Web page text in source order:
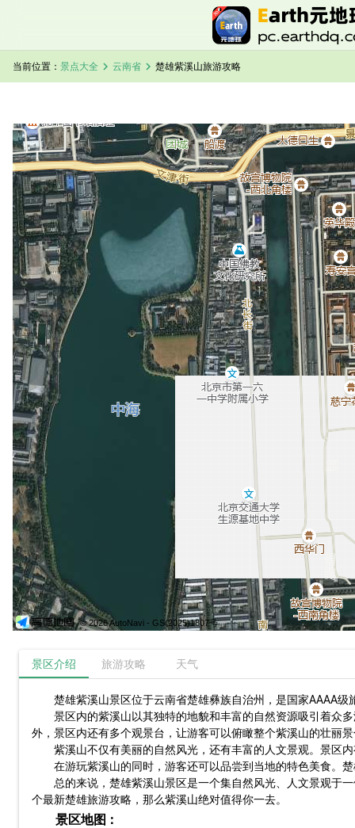
当前位置： 景点大全 chevron_right 云南省 chevron_right 楚雄紫溪山旅游攻略
楚雄紫溪山卫星地图加载中，请稍候...
© 2026 AutoNavi - GS(2025)1807号
景区介绍 旅游攻略 天气
楚雄紫溪山景区位于云南省楚雄彝族自治州，是国家AAAA
景区内的紫溪山以其独特的地貌和丰富的自然资源吸引着众
外，景区内还有多个观景台，让游客可以俯瞰整个紫溪山的壮丽
紫溪山不仅有美丽的自然风光，还有丰富的人文景观。景区
在游玩紫溪山的同时，游客还可以品尝到当地的特色美食。
总的来说，楚雄紫溪山景区是一个集自然风光、人文景观于
个最新楚雄旅游攻略，那么紫溪山绝对值得你一去。
景区地图：